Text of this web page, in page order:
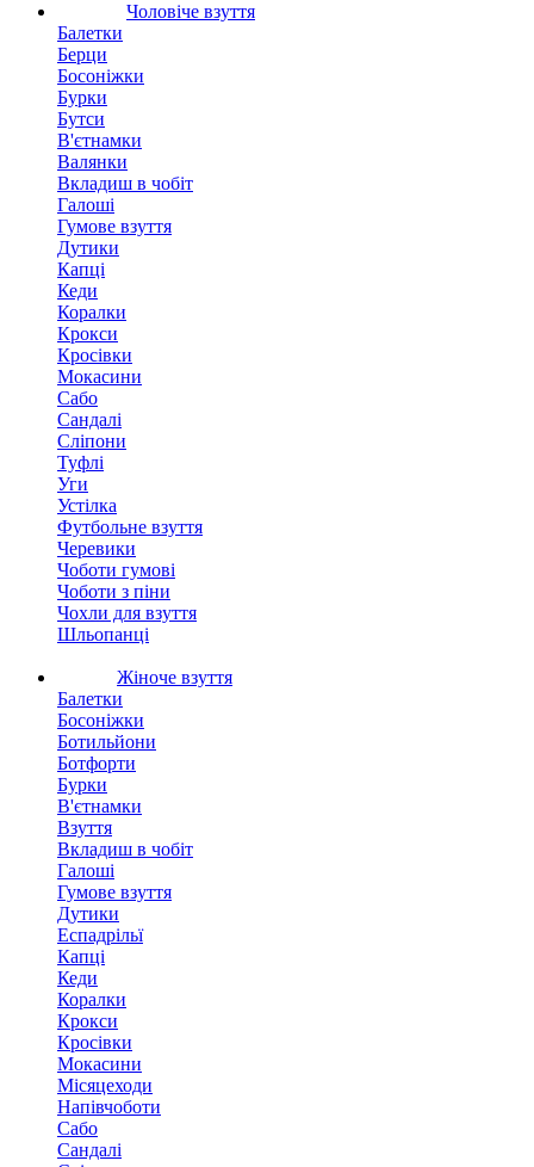
Чоловіче взуття
Балетки
Берци
Босоніжки
Бурки
Бутси
В'єтнамки
Валянки
Вкладиш в чобіт
Галоші
Гумове взуття
Дутики
Капці
Кеди
Коралки
Крокси
Кросівки
Мокасини
Сабо
Сандалі
Сліпони
Туфлі
Уги
Устілка
Футбольне взуття
Черевики
Чоботи гумові
Чоботи з піни
Чохли для взуття
Шльопанці
Жіноче взуття
Балетки
Босоніжки
Ботильйони
Ботфорти
Бурки
В'єтнамки
Взуття
Вкладиш в чобіт
Галоші
Гумове взуття
Дутики
Еспадрільї
Капці
Кеди
Коралки
Крокси
Кросівки
Мокасини
Місяцеходи
Напівчоботи
Сабо
Сандалі